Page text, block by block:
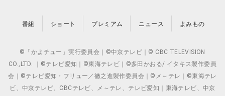
番組 ショート プレミアム ニュース よみもの
©「かよチュー」実行委員会｜©中京テレビ｜© CBC TELEVISION
CO.,LTD. ｜©テレビ愛知｜©東海テレビ｜©多田かおる/ イタキス製作委員
会｜©テレビ愛知・フリュー／徹之進製作委員会｜©メ～テレ｜©東海テレ
ビ、中京テレビ、CBCテレビ、メ～テレ、テレビ愛知｜東海テレビ、中京